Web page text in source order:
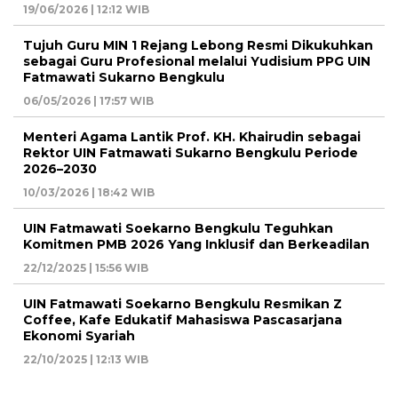
19/06/2026 | 12:12 WIB
Tujuh Guru MIN 1 Rejang Lebong Resmi Dikukuhkan
sebagai Guru Profesional melalui Yudisium PPG UIN
Fatmawati Sukarno Bengkulu
06/05/2026 | 17:57 WIB
Menteri Agama Lantik Prof. KH. Khairudin sebagai
Rektor UIN Fatmawati Sukarno Bengkulu Periode
2026–2030
10/03/2026 | 18:42 WIB
UIN Fatmawati Soekarno Bengkulu Teguhkan
Komitmen PMB 2026 Yang Inklusif dan Berkeadilan
22/12/2025 | 15:56 WIB
UIN Fatmawati Soekarno Bengkulu Resmikan Z
Coffee, Kafe Edukatif Mahasiswa Pascasarjana
Ekonomi Syariah
22/10/2025 | 12:13 WIB